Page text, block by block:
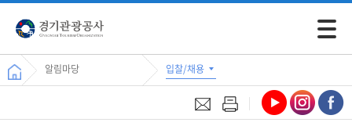
모바일
알림마당 입찰/채용